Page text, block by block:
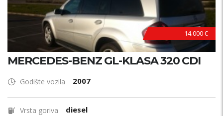
14.000 €
MERCEDES-BENZ GL-KLASA 320 CDI
Godište vozila 2007
Vrsta goriva diesel